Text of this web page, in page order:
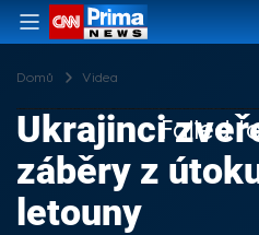
Domů Videa
Failed
Ukrajinci
záběry z
letouny